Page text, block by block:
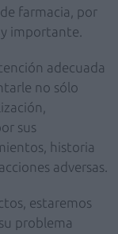
farmacia, por
importante.
adecuada
no sólo
sus
historia
adversas.
estaremos
problema